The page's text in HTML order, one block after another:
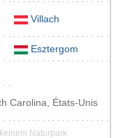
Villach
Esztergom
Carolina, États-Unis
Naturpark